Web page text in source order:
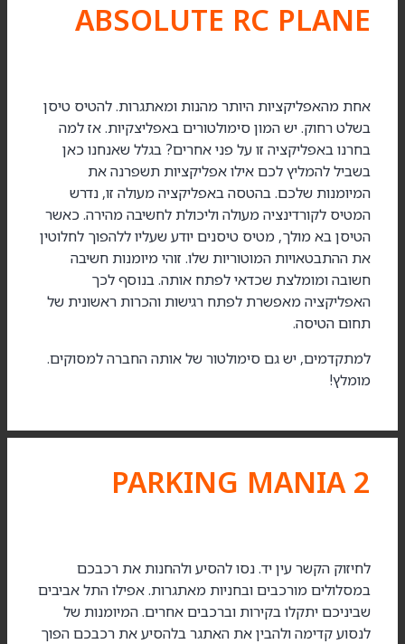
ABSOLUTE RC PLANE
אחת מהאפליקציות היותר מהנות ומאתגרות. להטיס טיסן
בשלט רחוק. יש המון סימולטורים באפליצקיות. אז למה
בחרנו באפליקציה זו על פני אחרים? בגלל שאנחנו כאן
בשביל להמליץ לכם אילו אפליקציות תשפרנה את
המיומנות שלכם. בהטסה באפליקציה מעולה זו, נדרש
המטיס לקורדינציה מעולה וליכולת לחשיבה מהירה. כאשר
הטיסן בא מולך, מטיס טיסנים יודע שעליו ללהפוך לחלוטין
את ההתבטאויות המוטוריות שלו. זוהי מיומנות חשיבה
חשובה ומומלצת שכדאי לפתח אותה. בנוסף לכך
האפליקציה מאפשרת לפתח רגישות והכרות ראשונית של
תחום הטיסה.
למתקדמים, יש גם סימולטור של אותה החברה למסוקים.
מומלץ!
2 PARKING MANIA
לחיזוק הקשר עין יד. נסו להסיע ולהחנות את רכבכם
במסלולים מורכבים ובחניות מאתגרות. אפילו התל אביבים
שביניכם יתקלו בקירות וברכבים אחרים. המיומנות של
לנסוע קדימה ולהבין את האתגר בלהסיע את רכבכם הפוך